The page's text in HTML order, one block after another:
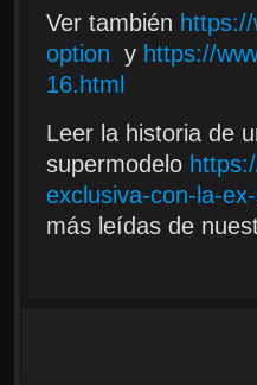
Ver también
option y https://
16.html
Leer la historia de
supermodelo
exclusiva-con-la-
más leídas de